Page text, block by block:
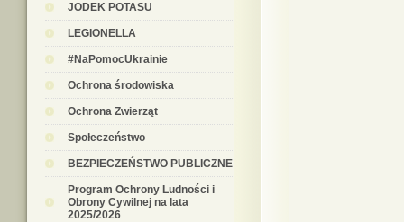
JODEK POTASU
LEGIONELLA
#NaPomocUkrainie
Ochrona środowiska
Ochrona Zwierząt
Społeczeństwo
BEZPIECZEŃSTWO PUBLICZNE
Program Ochrony Ludności i
Obrony Cywilnej na lata
2025/2026